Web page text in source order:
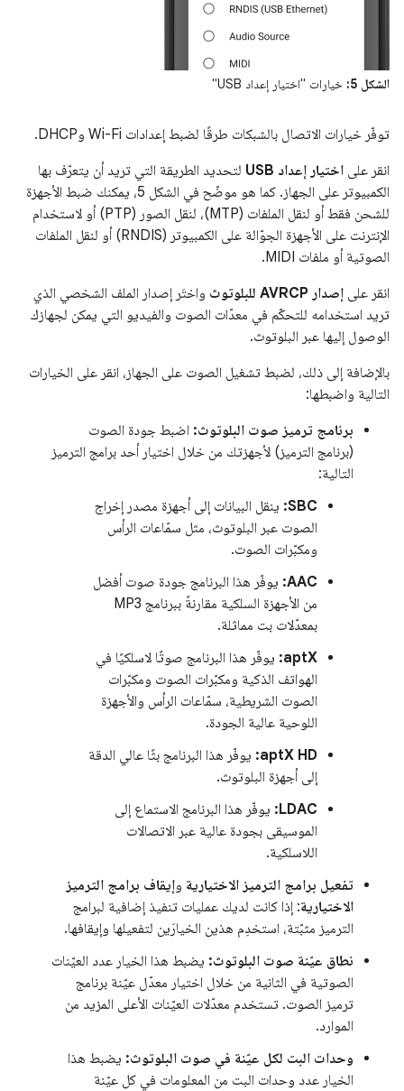
الشكل 5: خيارات "اختيار إعداد USB"
توفّر خيارات الاتصال بالشبكات طرقًا لضبط إعدادات Wi-Fi وDHCP.
انقر على اختيار إعداد USB
لتحديد الطريقة التي تريد أن يتعرّف بها
الكمبيوتر على الجهاز. كما هو موضّح في الشكل 5، يمكنك ضبط الأجهزة
للشحن فقط أو لنقل الملفات (MTP)، لنقل الصور (PTP) أو لاستخدام
الإنترنت على الأجهزة الجوّالة على الكمبيوتر (RNDIS) أو لنقل الملفات
الصوتية أو ملفات MIDI.
انقر على إصدار AVRCP للبلوتوث
واختَر إصدار الملف الشخصي الذي
تريد استخدامه للتحكّم في معدّات الصوت والفيديو التي يمكن لجهازك
الوصول إليها عبر البلوتوث.
بالإضافة إلى ذلك، لضبط تشغيل الصوت على الجهاز، انقر على الخيارات
التالية واضبطها:
برنامج ترميز صوت البلوتوث: اضبط جودة الصوت
(برنامج الترميز) لأجهزتك من خلال اختيار أحد برامج الترميز
التالية:
SBC: ينقل البيانات إلى أجهزة مصدر إخراج
الصوت عبر البلوتوث، مثل سمّاعات الرأس
ومكبّرات الصوت.
AAC: يوفّر هذا البرنامج جودة صوت أفضل
من الأجهزة السلكية مقارنةً ببرنامج MP3
بمعدّلات بت مماثلة.
aptX: يوفّر هذا البرنامج صوتًا لاسلكيًا في
الهواتف الذكية ومكبّرات الصوت ومكبّرات
الصوت الشريطية، سمّاعات الرأس والأجهزة
اللوحية عالية الجودة.
aptX HD: يوفّر هذا البرنامج بثًا عالي الدقة
إلى أجهزة البلوتوث.
LDAC: يوفّر هذا البرنامج الاستماع إلى
الموسيقى بجودة عالية عبر الاتصالات
اللاسلكية.
تفعيل برامج الترميز الاختيارية وإيقاف برامج الترميز
الاختيارية: إذا كانت لديك عمليات تنفيذ إضافية لبرامج
الترميز مثبّتة، استخدِم هذين الخيارَين لتفعيلها وإيقافها.
نطاق عيّنة صوت البلوتوث: يضبط هذا الخيار عدد العيّنات
الصوتية في الثانية من خلال اختيار معدّل عيّنة برنامج
ترميز الصوت. تستخدم معدّلات العيّنات الأعلى المزيد من
الموارد.
وحدات البت لكل عيّنة في صوت البلوتوث: يضبط هذا
الخيار عدد وحدات البت من المعلومات في كل عيّنة